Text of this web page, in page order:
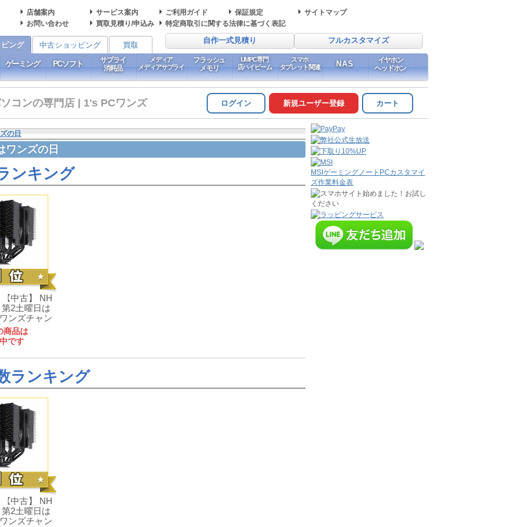
店舗案内 サービス案内 ご利用ガイド 保証規定
サイトマップ
お問い合わせ 買取見積り/申込み 特定商取引に関する法律に基づく表記
自作一式見積り フルカスタマイズ
ング 中古ショッピング 買取
ゲーミング PCソフト
サプライ
消耗品
メディア
メディアサプライ
フラッシュ
メモリ
UMPC専門
店ハイビーム
スマホ
タブレット関連
NAS
イヤホン
ヘッドホン
コンの専門店 | 1's PCワンズ ログイン 新規ユーザー登録 カート
の日
ワンズの日
ンキング
【中古】 NH
2土曜日は
ンズチャン
店い...
商品は
です
ランキング
【中古】 NH
2土曜日は
ンズチャン
MSIゲーミングノートPCカスタマイ
ズ作業料金表